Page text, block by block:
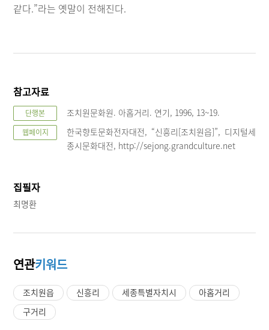
같다.”라는 옛말이 전해진다.
참고자료
단행본 조치원문화원. 아홉거리. 연기, 1996, 13~19.
웹페이지
한국향토문화전자대전, “신흥리[조치원읍]”, 디지털세
종시문화대전, http://sejong.grandculture.net
집필자
최명환
연관키워드
조치원읍 신흥리 세종특별자치시
아홉거리
구거리